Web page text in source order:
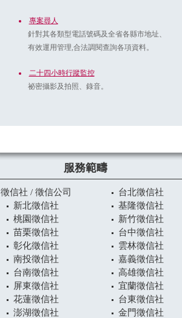
專案尋人
針對其各類型電話號碼及全省各縣市地址、
有效運用管理,合法調閱查詢各項資料。
二十四小時行蹤監控
祕密攝影及拍照、錄音。
服務範疇
徵信社 / 徵信公司
台北徵信社
新北徵信社
基隆徵信社
桃園徵信社
新竹徵信社
苗栗徵信社
台中徵信社
彰化徵信社
雲林徵信社
南投徵信社
嘉義徵信社
台南徵信社
高雄徵信社
屏東徵信社
宜蘭徵信社
花蓮徵信社
台東徵信社
澎湖徵信社
金門徵信社